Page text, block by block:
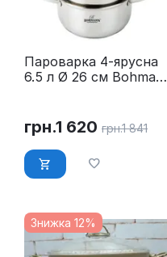
Пароварка 4-ярусна
6.5 л Ø 26 см Bohmann
грн.1 620 грн.1 841
Знижка 12%